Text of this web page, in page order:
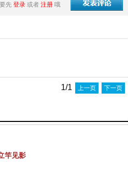
先 登录 或者 注册 哦
1/1 上一页 下一页
竿见影